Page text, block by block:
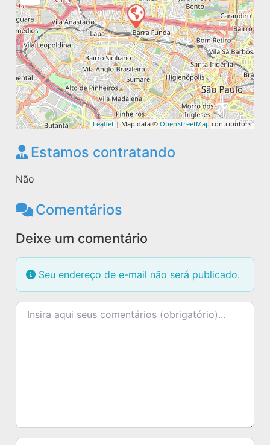
Leaflet| Map data ©OpenStreetMapcontributors
Estamos contratando
Não
Comentários
Deixe um comentário
Seu endereço de e-mail não será publicado.
Texto do comentário